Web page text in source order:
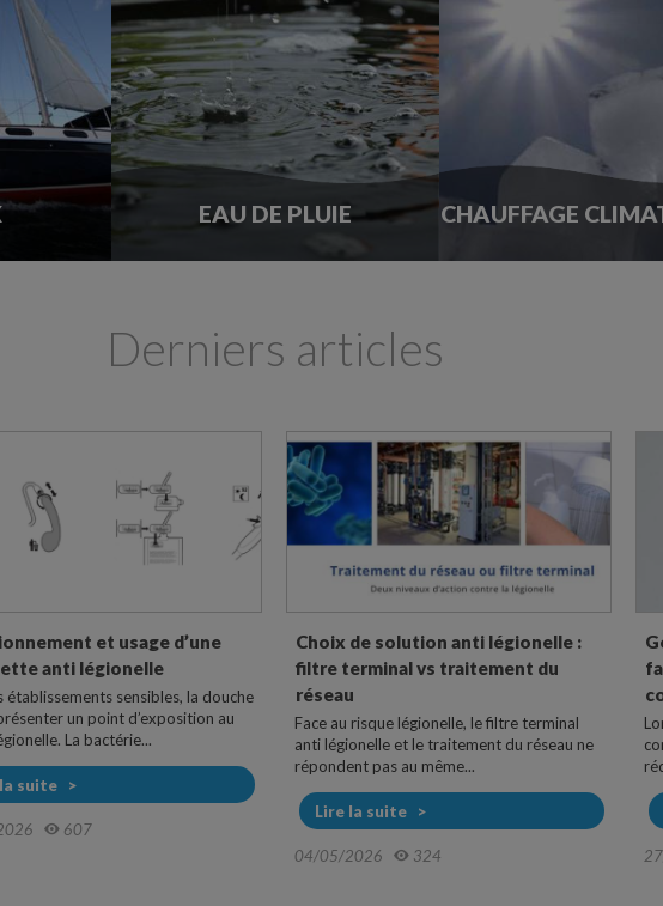
EAU DE PLUIE CHAUFFAGE
Derniers articles
et usage d’une
anti légionelle
établissements sensibles, la douche
un point d’exposition au
La bactérie...
suite
607
Choix de solution anti légionelle :
filtre terminal vs traitement du
réseau
Face au risque légionelle, le filtre terminal
anti légionelle et le traitement du réseau ne
répondent pas au même...
Lire la suite
04/05/2026 324